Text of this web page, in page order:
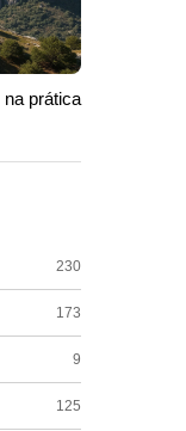
prática
230
173
9
125